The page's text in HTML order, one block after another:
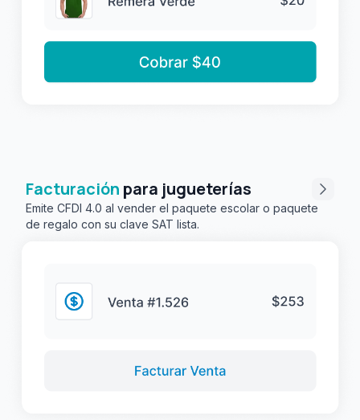
Facturación para jugueterías
Emite CFDI 4.0 al vender el paquete escolar o paquete
de regalo con su clave SAT lista.